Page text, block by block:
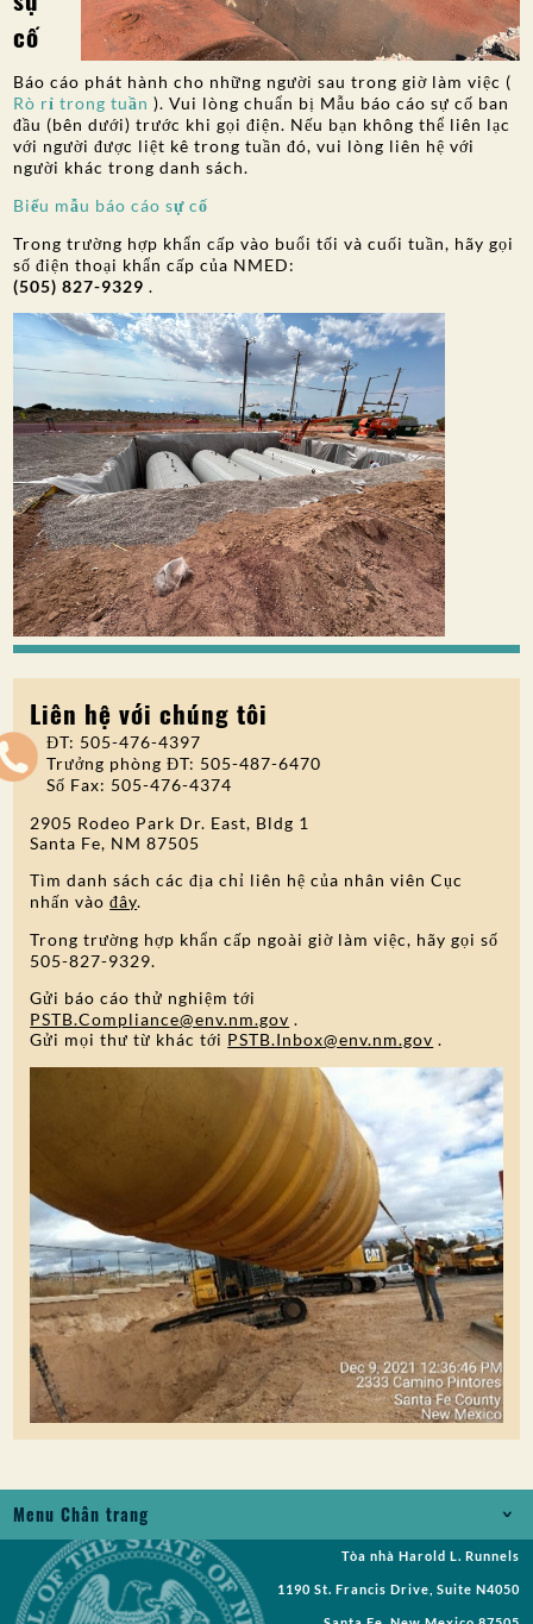
cố
Báo cáo phát hành cho những người sau trong giờ làm việc (
Rò rỉ trong tuần ). Vui lòng chuẩn bị Mẫu báo cáo sự cố ban
đầu (bên dưới) trước khi gọi điện. Nếu bạn không thể liên lạc
với người được liệt kê trong tuần đó, vui lòng liên hệ với
người khác trong danh sách.
Biểu mẫu báo cáo sự cố
Trong trường hợp khẩn cấp vào buổi tối và cuối tuần, hãy gọi
số điện thoại khẩn cấp của NMED:
(505) 827-9329 .
Liên hệ với chúng tôi
ĐT: 505-476-4397
Trưởng phòng ĐT: 505-487-6470
Số Fax: 505-476-4374
2905 Rodeo Park Dr. East, Bldg 1
Santa Fe, NM 87505
Tìm danh sách các địa chỉ liên hệ của nhân viên Cục
nhấn vàođây.
Trong trường hợp khẩn cấp ngoài giờ làm việc, hãy gọi số
505-827-9329.
Gửi báo cáo thử nghiệm tới
PSTB.Compliance@env.nm.gov .
Gửi mọi thư từ khác tới PSTB.Inbox@env.nm.gov .
Menu Chân trang
Jobs
Yêu cầu Bản ghi
Tòa nhà Harold L. Runnels
1190 St. Francis Drive, Suite N4050